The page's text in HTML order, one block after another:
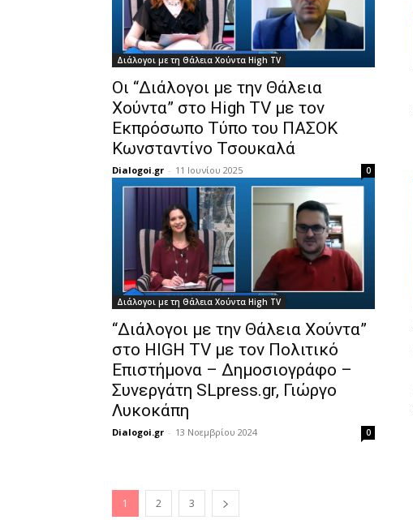
Διάλογοι με τη Θάλεια Χούντα High TV
Οι “Διάλογοι με την Θάλεια
Χούντα” στο High TV με τον
Εκπρόσωπο Τύπο του ΠΑΣΟΚ
Κωνσταντίνο Τσουκαλά
Dialogoi.gr - 11 Ιουνίου 2025 0
Διάλογοι με τη Θάλεια Χούντα High TV
“Διάλογοι με την Θάλεια Χούντα”
στο HIGH TV με τον Πολιτικό
Επιστήμονα – Δημοσιογράφο –
Συνεργάτη SLpress.gr, Γιώργο
Λυκοκάπη
Dialogoi.gr - 13 Νοεμβρίου 2024 0
1 2 3